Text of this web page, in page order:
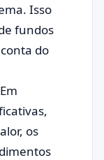
Isso
fundos
do
Em
os